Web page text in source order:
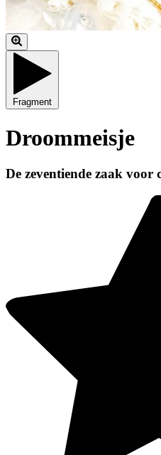
Fragment
Droommeisje
De zeventiende zaak voor